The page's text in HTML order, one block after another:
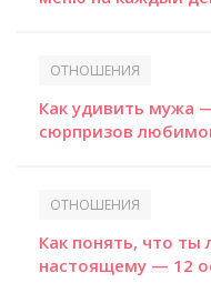
ОТНОШЕНИЯ
Как удивить мужа
сюрпризов
ОТНОШЕНИЯ
Как понять, что
настоящему — 12